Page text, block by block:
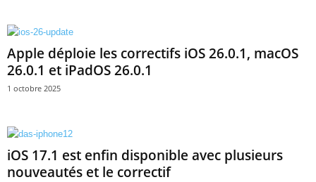
Apple déploie les correctifs iOS 26.0.1, macOS
26.0.1 et iPadOS 26.0.1
1 octobre 2025
iOS 17.1 est enfin disponible avec plusieurs
nouveautés et le correctif